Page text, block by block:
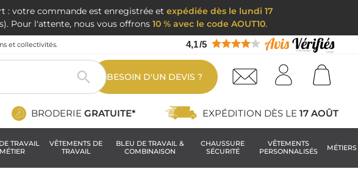
: votre commande est enregistrée etexpédiée dès le lundi 17
Pour l'attente, nous vous offrons 10 % avec le code AOUT10.
et collectivités. 4,1/5
 BESOIN D'UN DEVIS ?
BRODERIE GRATUITE* EXPÉDITION DÈS LE 17 AOÛT
TRAVAIL
VÊTEMENTS DE
TRAVAIL
BLEU DE TRAVAIL &
COMBINAISON
CHAUSSURE
SÉCURITÉ
VÊTEMENTS
PERSONNALISÉS
MÉTIERS